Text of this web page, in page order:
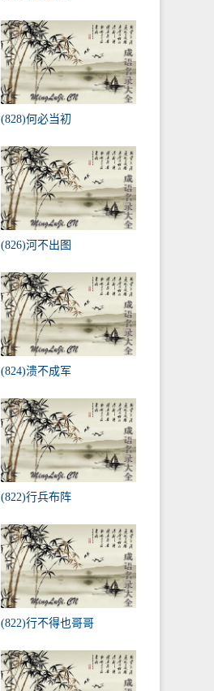
(828)何必当初
(826)河不出图
(824)溃不成军
(822)行兵布阵
(822)行不得也哥哥